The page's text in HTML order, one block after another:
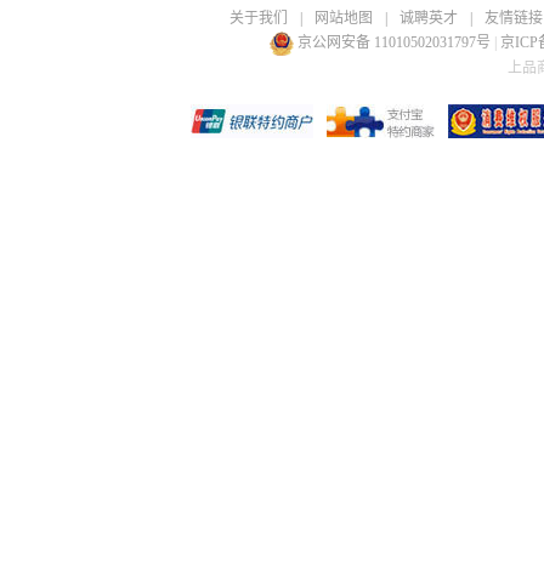
关于我们 网站地图 诚聘英才
友情链接
京公网安备 11010502031797号
京ICP
上品